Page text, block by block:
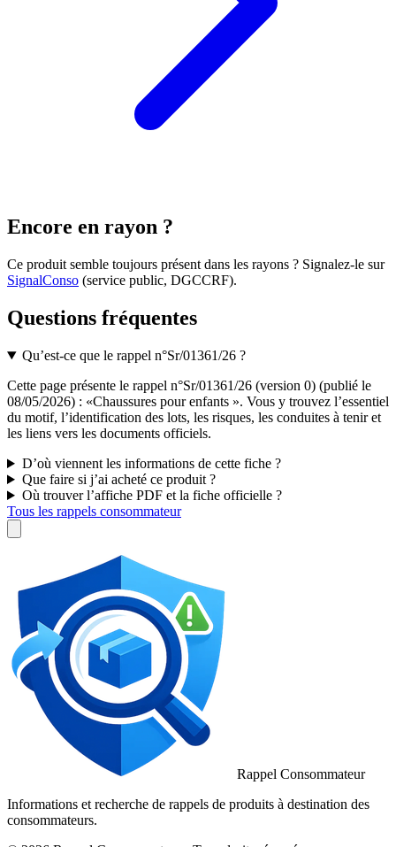
Encore en rayon ?
Ce produit semble toujours présent dans les rayons ? Signalez-le sur
SignalConso (service public, DGCCRF).
Questions fréquentes
Qu’est-ce que le rappel n°Sr/01361/26 ?
Cette page présente le rappel n°Sr/01361/26 (version 0) (publié le
08/05/2026) : «Chaussures pour enfants ». Vous y trouvez l’essentiel
du motif, l’identification des lots, les risques, les conduites à tenir et
les liens vers les documents officiels.
D’où viennent les informations de cette fiche ?
Que faire si j’ai acheté ce produit ?
Où trouver l’affiche PDF et la fiche officielle ?
Tous les rappels consommateur
Rappel Consommateur
Informations et recherche de rappels de produits à destination des
consommateurs.